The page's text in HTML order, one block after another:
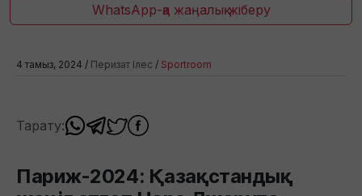
WhatsApp-қа жаңалық жіберу
4 тамыз, 2024 / Перизат Ілес / Sportroom
Тарату:
Париж-2024: Қазақстандық